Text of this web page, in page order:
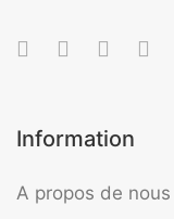
Information
A propos de nous